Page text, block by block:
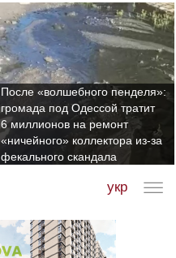
После «волшебного пенделя»:
громада под Одессой тратит
6 миллионов на ремонт
«ничейного» коллектора из-за
фекального скандала
укр